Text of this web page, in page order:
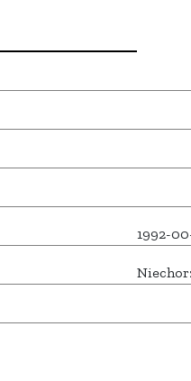
1992-